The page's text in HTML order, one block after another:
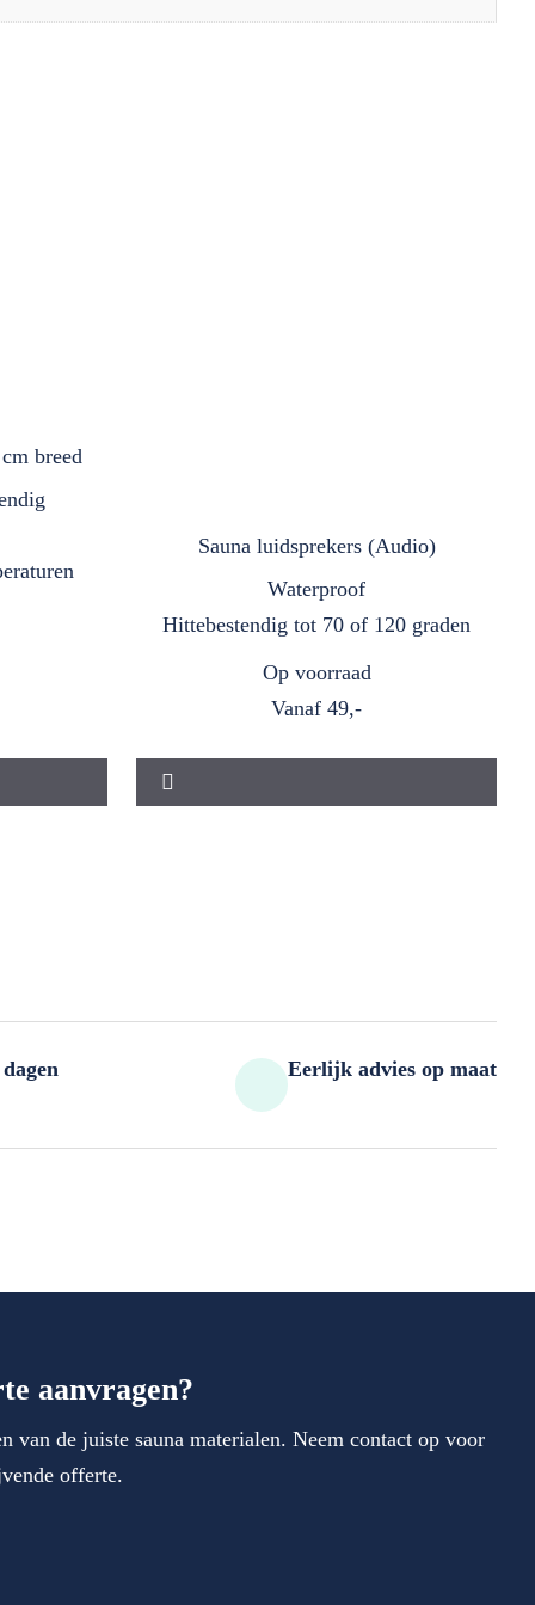
breed
Sauna luidsprekers (Audio)
Waterproof
Hittebestendig tot 70 of 120 graden
Op voorraad
Vanaf 49,-
Eerlijk advies op maat
aanvragen?
van de juiste sauna materialen. Neem contact op voor
offerte.